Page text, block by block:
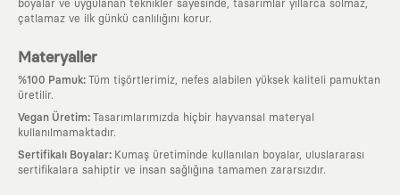
boyalar ve uygulanan teknikler sayesinde, tasarımlar yıllarca solmaz,
çatlamaz ve ilk günkü canlılığını korur.
Materyaller
%100 Pamuk: Tüm tişörtlerimiz, nefes alabilen yüksek kaliteli pamuktan
üretilir.
Vegan Üretim: Tasarımlarımızda hiçbir hayvansal materyal
kullanılmamaktadır.
Sertifikalı Boyalar: Kumaş üretiminde kullanılan boyalar, uluslararası
sertifikalara sahiptir ve insan sağlığına tamamen zararsızdır.